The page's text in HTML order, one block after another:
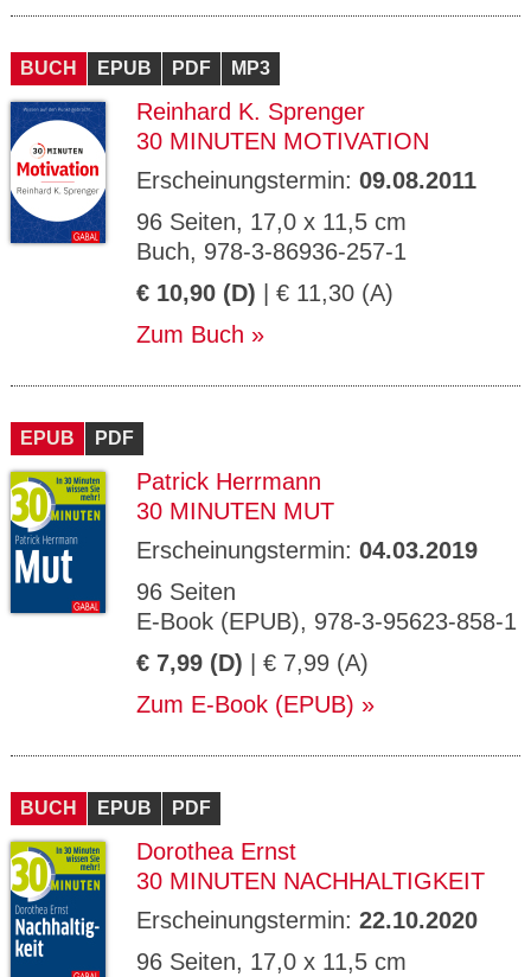
BUCH EPUB PDF MP3
Reinhard K. Sprenger
30 MINUTEN MOTIVATION
Erscheinungstermin: 09.08.2011
96 Seiten, 17,0 x 11,5 cm
Buch, 978-3-86936-257-1
€ 10,90 (D) | € 11,30 (A)
Zum Buch
EPUB PDF
Patrick Herrmann
30 MINUTEN MUT
Erscheinungstermin: 04.03.2019
96 Seiten
E-Book (EPUB), 978-3-95623-858-1
€ 7,99 (D) | € 7,99 (A)
Zum E-Book (EPUB)
BUCH EPUB PDF
Dorothea Ernst
30 MINUTEN NACHHALTIGKEIT
Erscheinungstermin: 22.10.2020
96 Seiten, 17,0 x 11,5 cm